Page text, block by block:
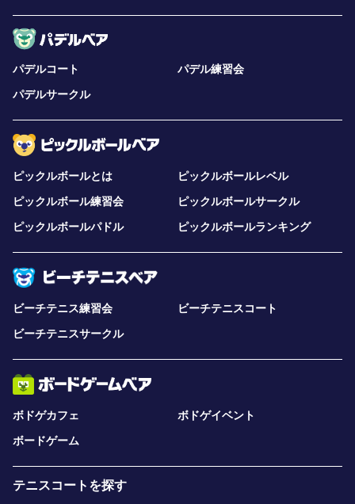
パデルコート
パデル練習会
パデルサークル
ピックルボールとは
ピックルボールレベル
ピックルボール練習会
ピックルボールサークル
ピックルボールパドル
ピックルボールランキング
ビーチテニス練習会
ビーチテニスコート
ビーチテニスサークル
ボドゲカフェ
ボドゲイベント
ボードゲーム
テニスコートを探す